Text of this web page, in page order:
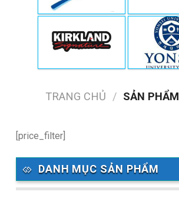
TRANG CHỦ / SẢN PHẨM
[price_filter]
DANH MỤC SẢN PHẨM